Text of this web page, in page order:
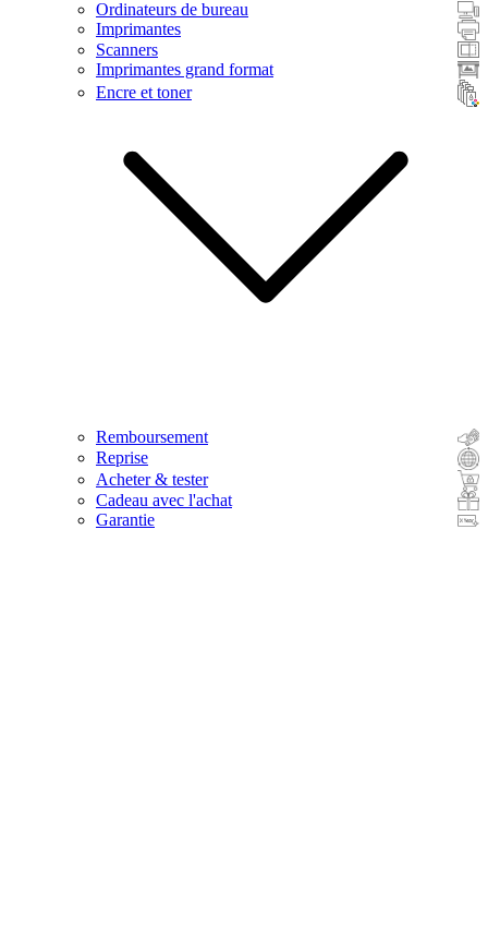
Ordinateurs de bureau
Imprimantes
Scanners
Imprimantes grand format
Encre et toner
Remboursement
Reprise
Acheter & tester
Cadeau avec l'achat
Garantie